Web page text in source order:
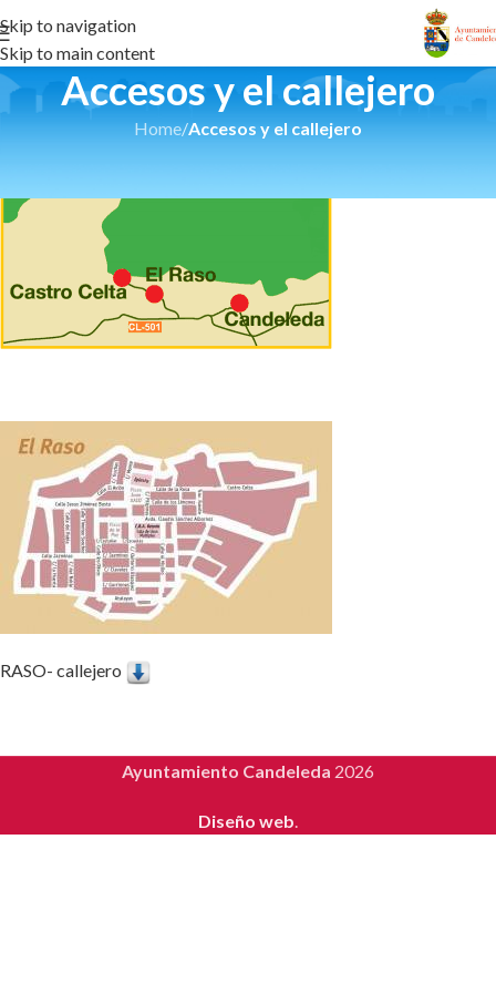
Skip to navigation
Skip to main content
Accesos y el callejero
Home/Accesos y el callejero
RASO- callejero
Ayuntamiento Candeleda 2026
Diseño web.